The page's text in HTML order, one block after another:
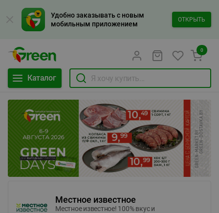
Удобно заказывать с новым
мобильным приложением
ОТКРЫТЬ
Каталог
0
Местное известное
Местное известное! 100% вкус и